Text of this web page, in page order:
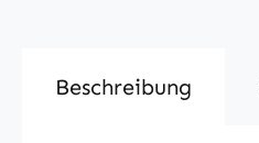
Beschreibung